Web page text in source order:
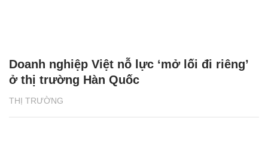
THỊ TRƯỜNG
Doanh nghiệp Việt nỗ lực ‘mở lối đi riêng’
ở thị trường Hàn Quốc